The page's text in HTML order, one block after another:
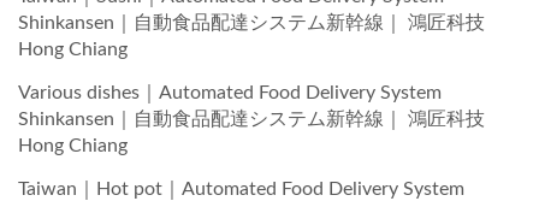
Shinkansen｜自動食品配達システム新幹線｜ 鴻匠科技
Hong Chiang
Various dishes｜Automated Food Delivery System
Shinkansen｜自動食品配達システム新幹線｜ 鴻匠科技
Hong Chiang
Taiwan｜Hot pot｜Automated Food Delivery System